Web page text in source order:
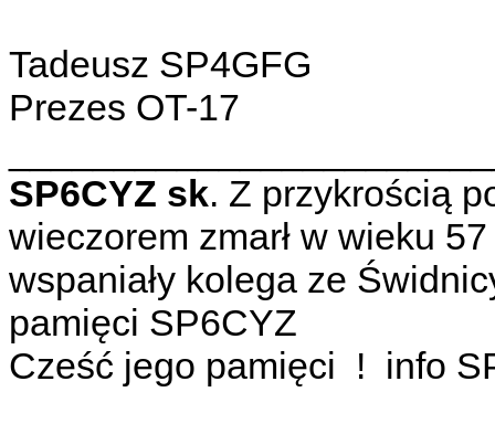
Tadeusz SP4GFG
Prezes OT-17
SP6CYZ sk. Z przykrością
wieczorem zmarł w wieku
wspaniały kolega ze
pamięci
Cześć jego pamięci ! info